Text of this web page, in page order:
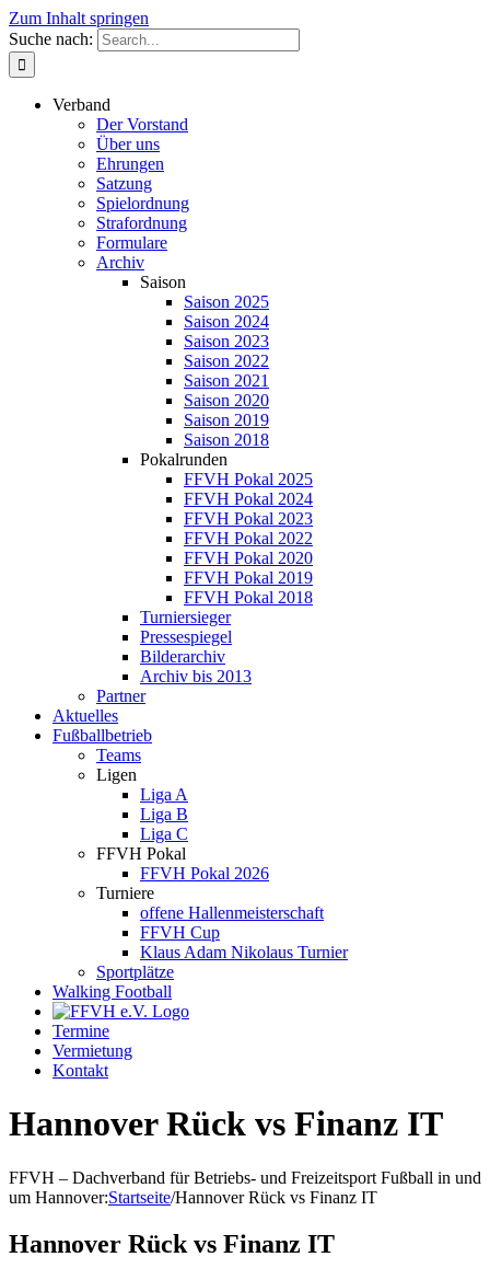
Zum Inhalt springen
Suche nach:
Verband
Der Vorstand
Über uns
Ehrungen
Satzung
Spielordnung
Strafordnung
Formulare
Archiv
Saison
Saison 2025
Saison 2024
Saison 2023
Saison 2022
Saison 2021
Saison 2020
Saison 2019
Saison 2018
Pokalrunden
FFVH Pokal 2025
FFVH Pokal 2024
FFVH Pokal 2023
FFVH Pokal 2022
FFVH Pokal 2020
FFVH Pokal 2019
FFVH Pokal 2018
Turniersieger
Pressespiegel
Bilderarchiv
Archiv bis 2013
Partner
Aktuelles
Fußballbetrieb
Teams
Ligen
Liga A
Liga B
Liga C
FFVH Pokal
FFVH Pokal 2026
Turniere
offene Hallenmeisterschaft
FFVH Cup
Klaus Adam Nikolaus Turnier
Sportplätze
Walking Football
Termine
Vermietung
Kontakt
Hannover Rück vs Finanz IT
FFVH – Dachverband für Betriebs- und Freizeitsport Fußball in und
um Hannover:Startseite/Hannover Rück vs Finanz IT
Hannover Rück vs Finanz IT